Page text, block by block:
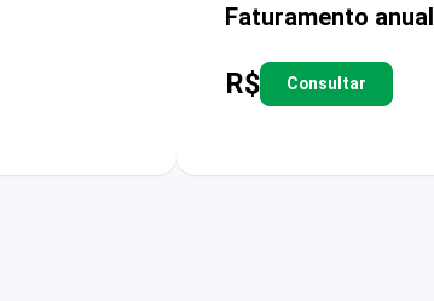
Faturamento anual
R$ Consultar